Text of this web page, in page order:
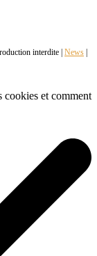
interdite | News
cookies et comment